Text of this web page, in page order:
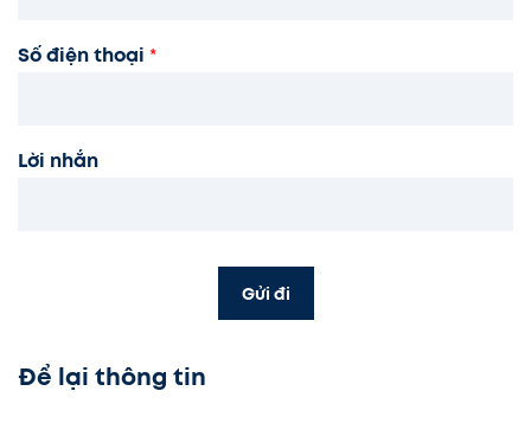
Số điện thoại *
Lời nhắn
Gửi đi
Để lại thông tin